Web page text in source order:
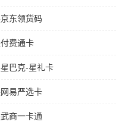
东领货码
费通卡
巴克-星礼卡
易严选卡
商一卡通